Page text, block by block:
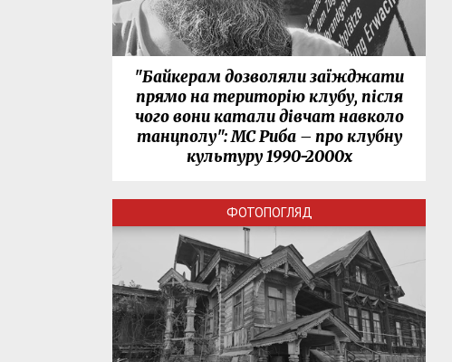
"Байкерам дозволяли заїжджати
прямо на територію клубу, після
чого вони катали дівчат навколо
танцполу": МС Риба – про клубну
культуру 1990-2000х
ФОТОПОГЛЯД